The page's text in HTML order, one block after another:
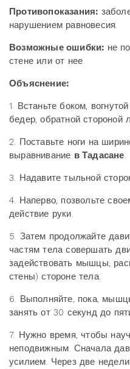
Противопоказания:
нарушением равновесия.
Возможные ошибки: не
стене или от нее.
Объяснение:
1. Встаньте боком,
бедер, обратной стороной
2. Поставьте ноги на
выравнивание в Тадасане.
3. Надавите тыльной
4. Наперво, позвольте
действие руки.
5. Затем продолжайте
частям тела совершать
задействовать мышцы,
стены) стороне тела.
6. Выполняйте, пока,
занять от 30 секунд до
7. Нужно время, чтобы
неподвижным. Сначала
усилием. Через две